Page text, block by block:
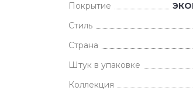
Покрытие
Стиль
Страна
Штук в упаковке
Коллекция